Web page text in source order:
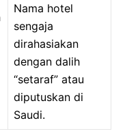
Nama hotel
sengaja
dirahasiakan
dengan dalih
“setaraf” atau
diputuskan di
Saudi.